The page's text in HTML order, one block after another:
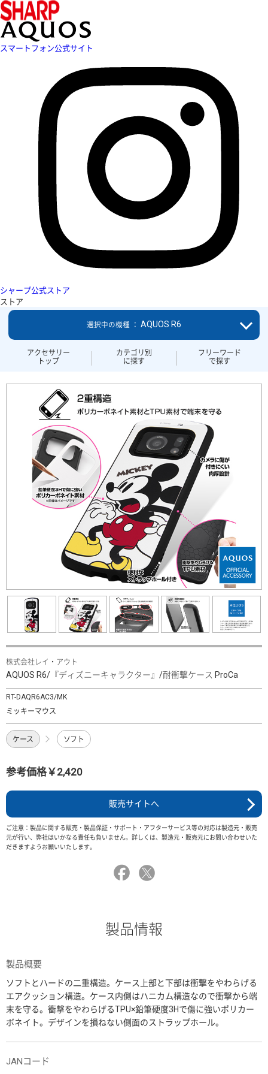
スマートフォン公式サイト
シャープ公式ストア
ストア
アクセサリー
トップ
カテゴリ別
に探す
フリーワード
で探す
選択中の機種 ： AQUOS R6
株式会社レイ・アウト
AQUOS R6/『ディズニーキャラクター』/耐衝撃ケース ProCa
RT-DAQR6AC3/MK
ミッキーマウス
ケース ソフト
参考価格￥2,420
販売サイトへ
ご注意：製品に関する販売・製品保証・サポート・アフターサービス等の対応は製造元・販売
元が行い、弊社はいかなる責任も負いません。詳しくは、製造元・販売元にお問い合わせいた
だきますようお願いいたします。
製品情報
製品概要
ソフトとハードの二重構造。ケース上部と下部は衝撃をやわらげる
エアクッション構造。ケース内側はハニカム構造なので衝撃から端
末を守る。衝撃をやわらげるTPU×鉛筆硬度3Hで傷に強いポリカー
ボネイト。デザインを損ねない側面のストラップホール。
JANコード